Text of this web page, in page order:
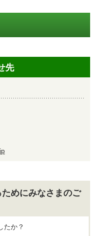
先
めにみなさまのご
たか？